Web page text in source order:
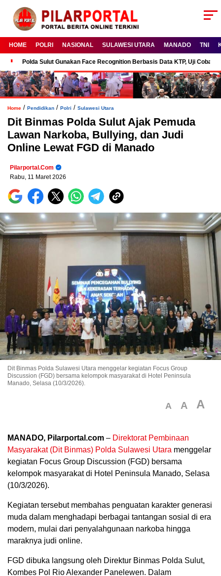
HOME POLRI NASIONAL SULAWESI UTARA MANADO TNI
Polda Sulut Gunakan Face Recognition Berbasis Data KTP, Uji Coba
Home / Pendidikan / Polri / Sulawesi Utara
Dit Binmas Polda Sulut Ajak Pemuda
Lawan Narkoba, Bullying, dan Judi
Online Lewat FGD di Manado
Pilarportal.com
Rabu, 11 Maret 2026
Dit Binmas Polda Sulawesi Utara menggelar kegiatan Focus Group
Discussion (FGD) bersama kelompok masyarakat di Hotel Peninsula
Manado, Selasa (10/3/2026).
A A A
MANADO, Pilarportal.com – Direktorat Pembinaan
Masyarakat (Dit Binmas) Polda Sulawesi Utara menggelar
kegiatan Focus Group Discussion (FGD) bersama
kelompok masyarakat di Hotel Peninsula Manado, Selasa
(10/3/2026).
Kegiatan tersebut membahas penguatan karakter generasi
muda dalam menghadapi berbagai tantangan sosial di era
modern, mulai dari penyalahgunaan narkoba hingga
maraknya judi online.
FGD dibuka langsung oleh Direktur Binmas Polda Sulut,
Kombes Pol Rio Alexander Panelewen. Dalam